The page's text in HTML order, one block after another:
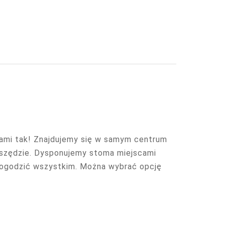
tak! Znajdujemy się w samym centrum
Dysponujemy stoma miejscami
wszystkim. Można wybrać opcję